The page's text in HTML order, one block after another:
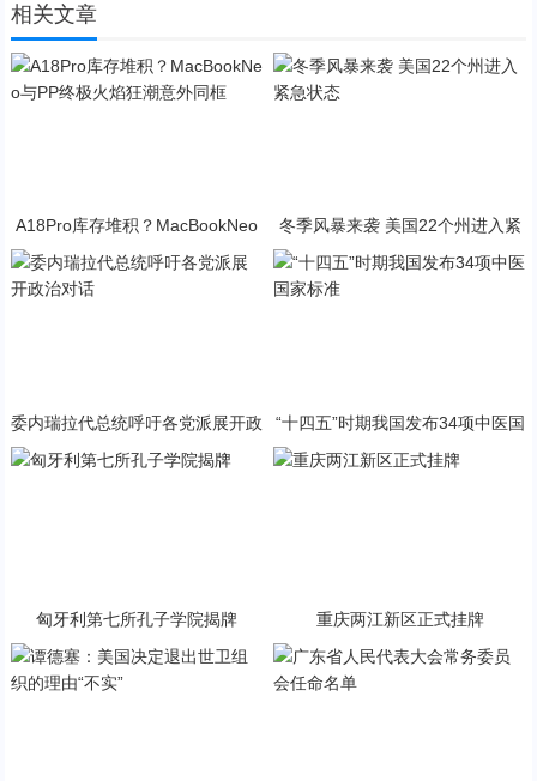
相关文章
A18Pro库存堆积？MacBookNeo
与PP终极火焰狂潮意外同框
冬季风暴来袭 美国22个州进入紧
急状态
委内瑞拉代总统呼吁各党派展开政
“十四五”时期我国发布34项中医国
匈牙利第七所孔子学院揭牌 重庆两江新区正式挂牌